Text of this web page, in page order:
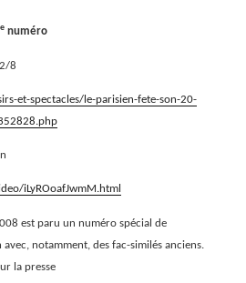
e numéro
8
et-spectacles/le-parisien-fete-son-20-
iLyROoafJwmM.html
est paru un numéro spécial de
notamment, des fac-similés anciens.
la presse